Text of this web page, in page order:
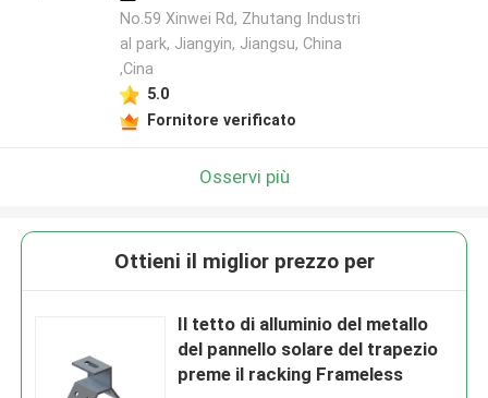
No.59 Xinwei Rd, Zhutang Industri
al park, Jiangyin, Jiangsu, China
,Cina
5.0
Fornitore verificato
Osservi più
Ottieni il miglior prezzo per
Il tetto di alluminio del metallo
del pannello solare del trapezio
preme il racking Frameless